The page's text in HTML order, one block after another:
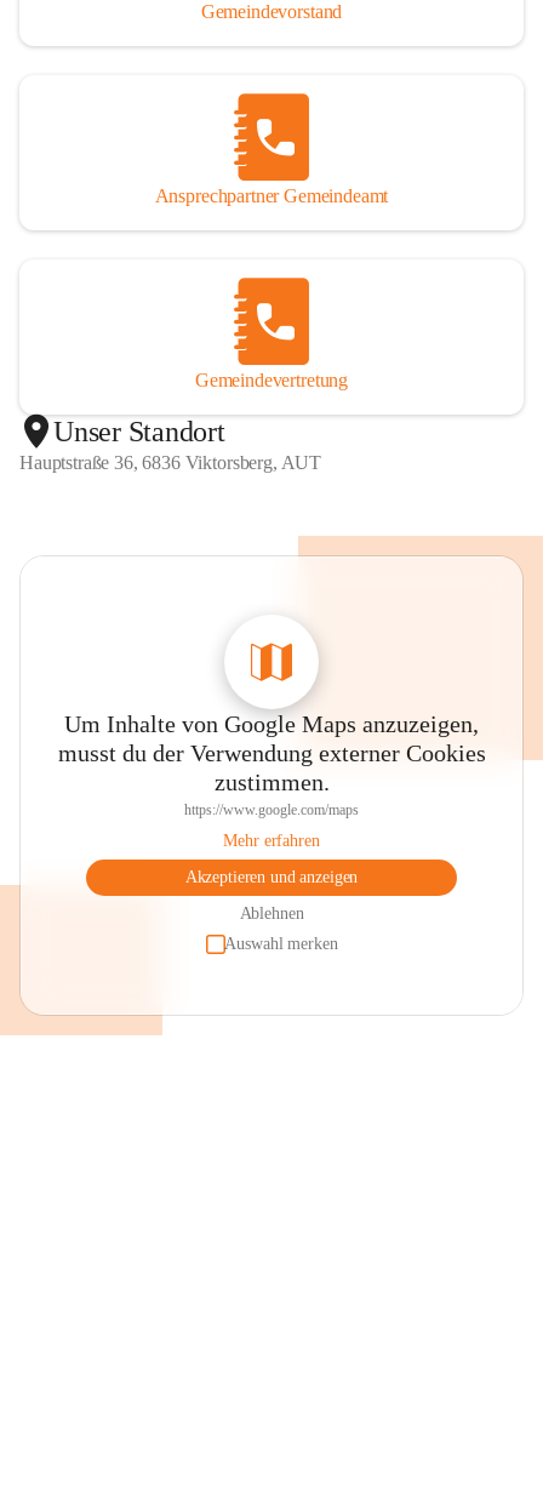
Gemeindevorstand
Ansprechpartner Gemeindeamt
Gemeindevertretung
Unser Standort
Hauptstraße 36, 6836 Viktorsberg, AUT
Um Inhalte von Google Maps anzuzeigen,
musst du der Verwendung externer Cookies
zustimmen.
https://www.google.com/maps
Mehr erfahren
Akzeptieren und anzeigen
Ablehnen
Auswahl merken